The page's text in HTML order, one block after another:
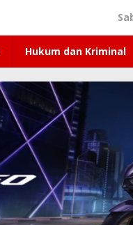
Hukum dan Kriminal